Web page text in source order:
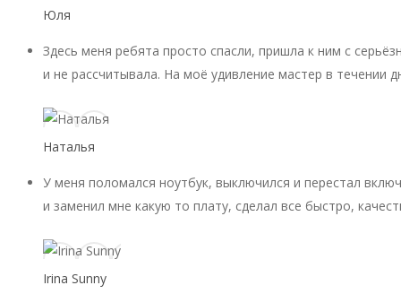
Юля
Здесь меня ребята просто спасли, пришла к ним с
и не рассчитывала. На моё удивление мастер в течении
Наталья
У меня поломался ноутбук, выключился и перестал
и заменил мне какую то плату, сделал все быстро,
Irina Sunny